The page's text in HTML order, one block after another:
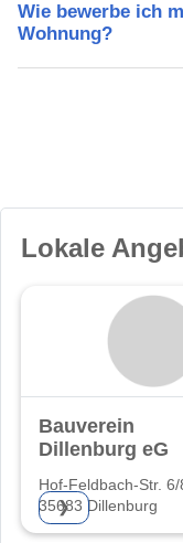
Wie bewerbe ich
Wohnung?
Lokale
Bauverein
Dillenburg eG
Hof-Feldbach-Str. 6/
35683 Dillenburg
❯